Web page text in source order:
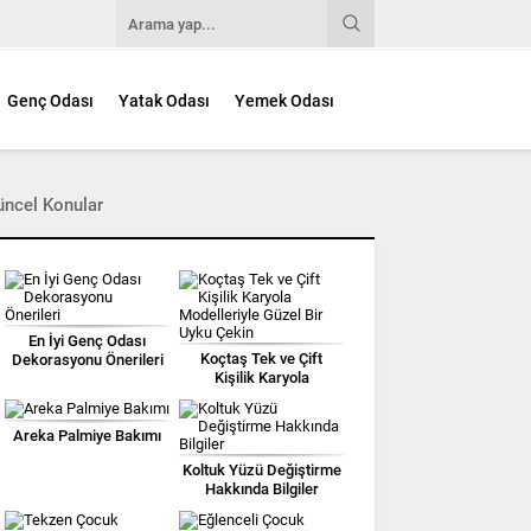
Genç Odası Yatak Odası Yemek Odası
Konular
En İyi Genç Odası
Dekorasyonu Önerileri
Koçtaş Tek ve Çift
Kişilik Karyola
Modelleriyle Güzel Bir
Uyku Çekin
Areka Palmiye Bakımı
Koltuk Yüzü Değiştirme
Hakkında Bilgiler